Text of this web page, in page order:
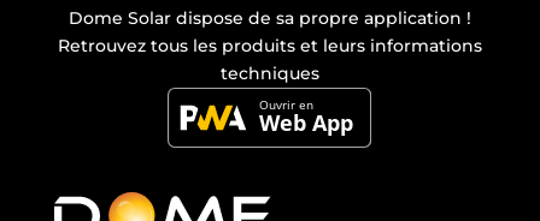
Dome Solar dispose de sa propre application !
Retrouvez tous les produits et leurs informations
techniques